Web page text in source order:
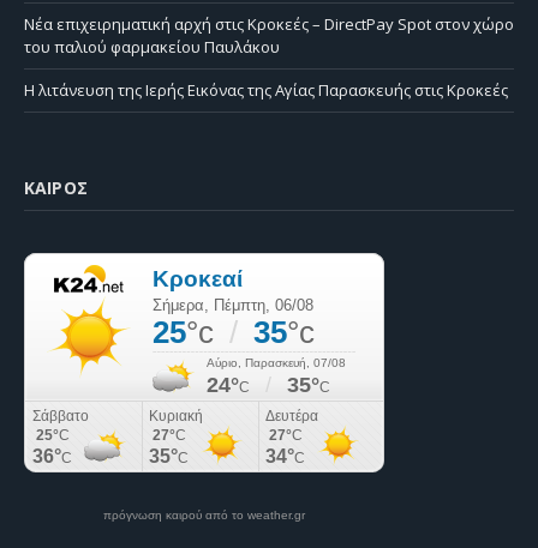
Νέα επιχειρηματική αρχή στις Κροκεές – DirectPay Spot στον χώρο
του παλιού φαρμακείου Παυλάκου
Η λιτάνευση της Ιερής Εικόνας της Αγίας Παρασκευής στις Κροκεές
ΚΑΙΡΌΣ
πρόγνωση καιρού από το weather.gr